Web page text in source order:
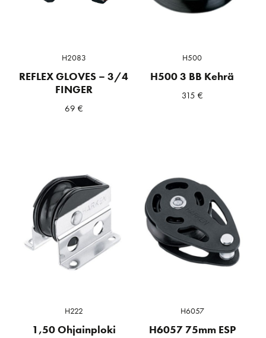
H2083
REFLEX GLOVES – 3/4
FINGER
69 €
H500
H500 3 BB Kehrä
315 €
H222
1,50 Ohjainploki
H6057
H6057 75mm ESP